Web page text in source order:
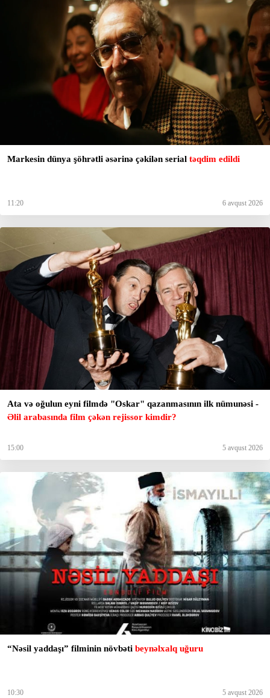
Markesin dünya şöhrətli əsərinə çəkilən serial təqdim edildi
11:20 6 avqust 2026
Ata və oğulun eyni filmdə "Oskar" qazanmasının ilk nümunəsi -
Əlil arabasında film çəkən rejissor kimdir?
15:00 5 avqust 2026
“Nəsil yaddaşı” filminin növbəti beynəlxalq uğuru
10:30 5 avqust 2026